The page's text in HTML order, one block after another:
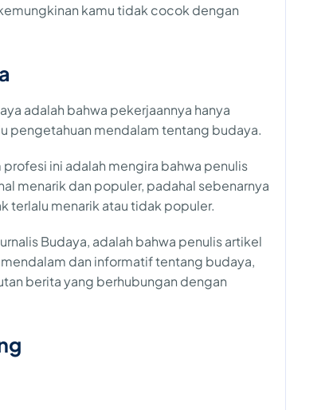
kamu tidak cocok dengan
adalah bahwa pekerjaannya hanya
pengetahuan mendalam tentang budaya.
ini adalah mengira bahwa penulis
menarik dan populer, padahal sebenarnya
terlalu menarik atau tidak populer.
Budaya, adalah bahwa penulis artikel
dan informatif tentang budaya,
berita yang berhubungan dengan